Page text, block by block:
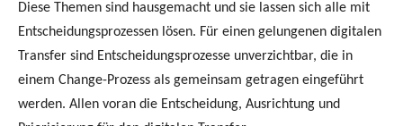
Diese Themen sind hausgemacht und sie lassen sich alle mit
Entscheidungsprozessen lösen. Für einen gelungenen digitalen
Transfer sind Entscheidungsprozesse unverzichtbar, die in
einem Change-Prozess als gemeinsam getragen eingeführt
werden. Allen voran die Entscheidung, Ausrichtung und